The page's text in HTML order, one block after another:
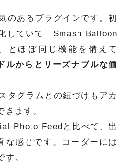
のあるプラグインです。初
していて「Smash Balloon
とほぼ同じ機能を備えて
ルからとリーズナブルな価
タグラムとの紐づけもアカ
きます。
Photo Feedと比べて、出
な感じです。コーダーには
す。